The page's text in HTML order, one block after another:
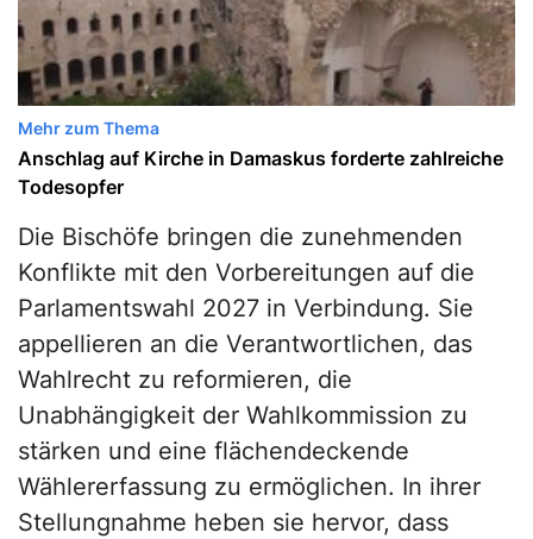
Mehr zum Thema
Anschlag auf Kirche in Damaskus forderte zahlreiche
Todesopfer
Die Bischöfe bringen die zunehmenden
Konflikte mit den Vorbereitungen auf die
Parlamentswahl 2027 in Verbindung. Sie
appellieren an die Verantwortlichen, das
Wahlrecht zu reformieren, die
Unabhängigkeit der Wahlkommission zu
stärken und eine flächendeckende
Wählererfassung zu ermöglichen. In ihrer
Stellungnahme heben sie hervor, dass